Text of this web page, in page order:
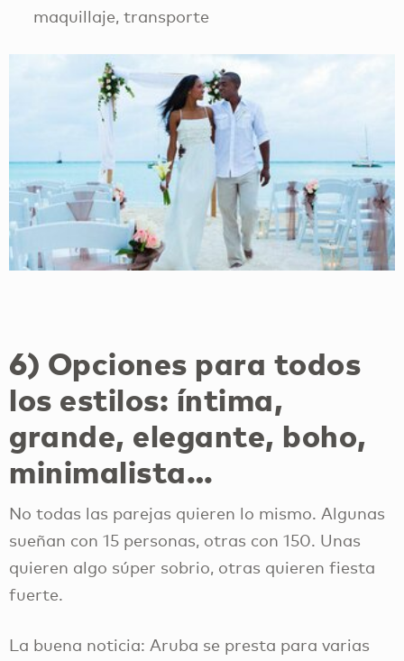
maquillaje, transporte
6) Opciones para todos
los estilos: íntima,
grande, elegante, boho,
minimalista…
No todas las parejas quieren lo mismo. Algunas
sueñan con 15 personas, otras con 150. Unas
quieren algo súper sobrio, otras quieren fiesta
fuerte.
La buena noticia: Aruba se presta para varias